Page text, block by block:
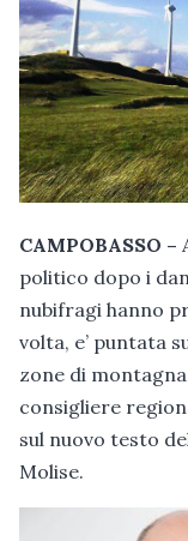
CAMPOBASSO –
politico dopo i
nubifragi hanno
volta, e’ puntata
zone di
consigliere
sul nuovo testo
Molise.